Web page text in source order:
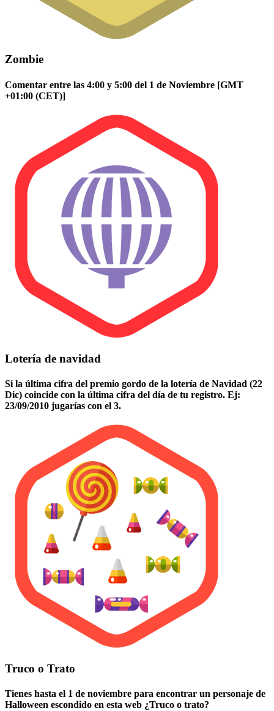
Zombie
Comentar entre las 4:00 y 5:00 del 1 de Noviembre [GMT
+01:00 (CET)]
Lotería de navidad
Si la última cifra del premio gordo de la lotería de Navidad (22
Dic) coincide con la última cifra del día de tu registro. Ej:
23/09/2010 jugarías con el 3.
Truco o Trato
Tienes hasta el 1 de noviembre para encontrar un personaje de
Halloween escondido en esta web ¿Truco o trato?